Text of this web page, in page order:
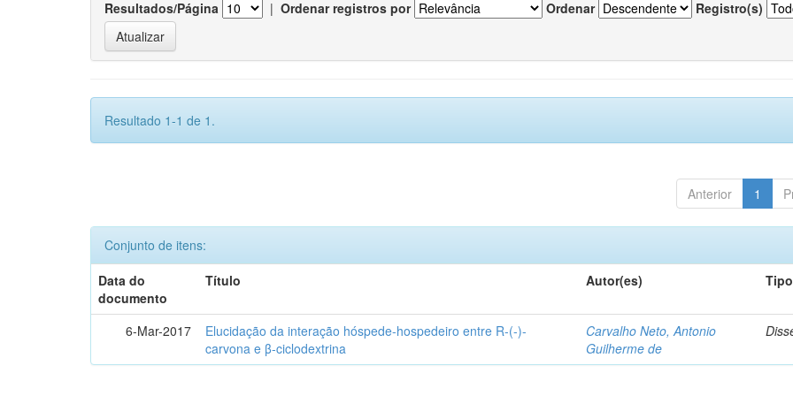
Resultados/Página | Ordenar registros por Ordenar Registro(s)
Resultado 1-1 de 1.
Anterior 1
Conjunto de itens:
Data do
documento
Título Autor(es) Tipo
6-Mar-2017
Elucidação da interação hóspede-hospedeiro entre R-(-)-
carvona e β-ciclodextrina
Carvalho Neto, Antonio
Guilherme de